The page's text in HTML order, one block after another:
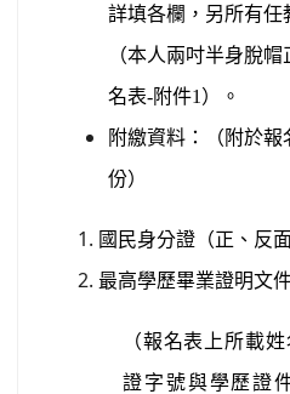
詳填各欄，另所有任
（本人兩吋半身脫
名表-附件1 ）。
附繳資料：（附於
份）
國民身分證（正、反
最高學歷畢業證明文
（報名表上所載
證字號與學歷證